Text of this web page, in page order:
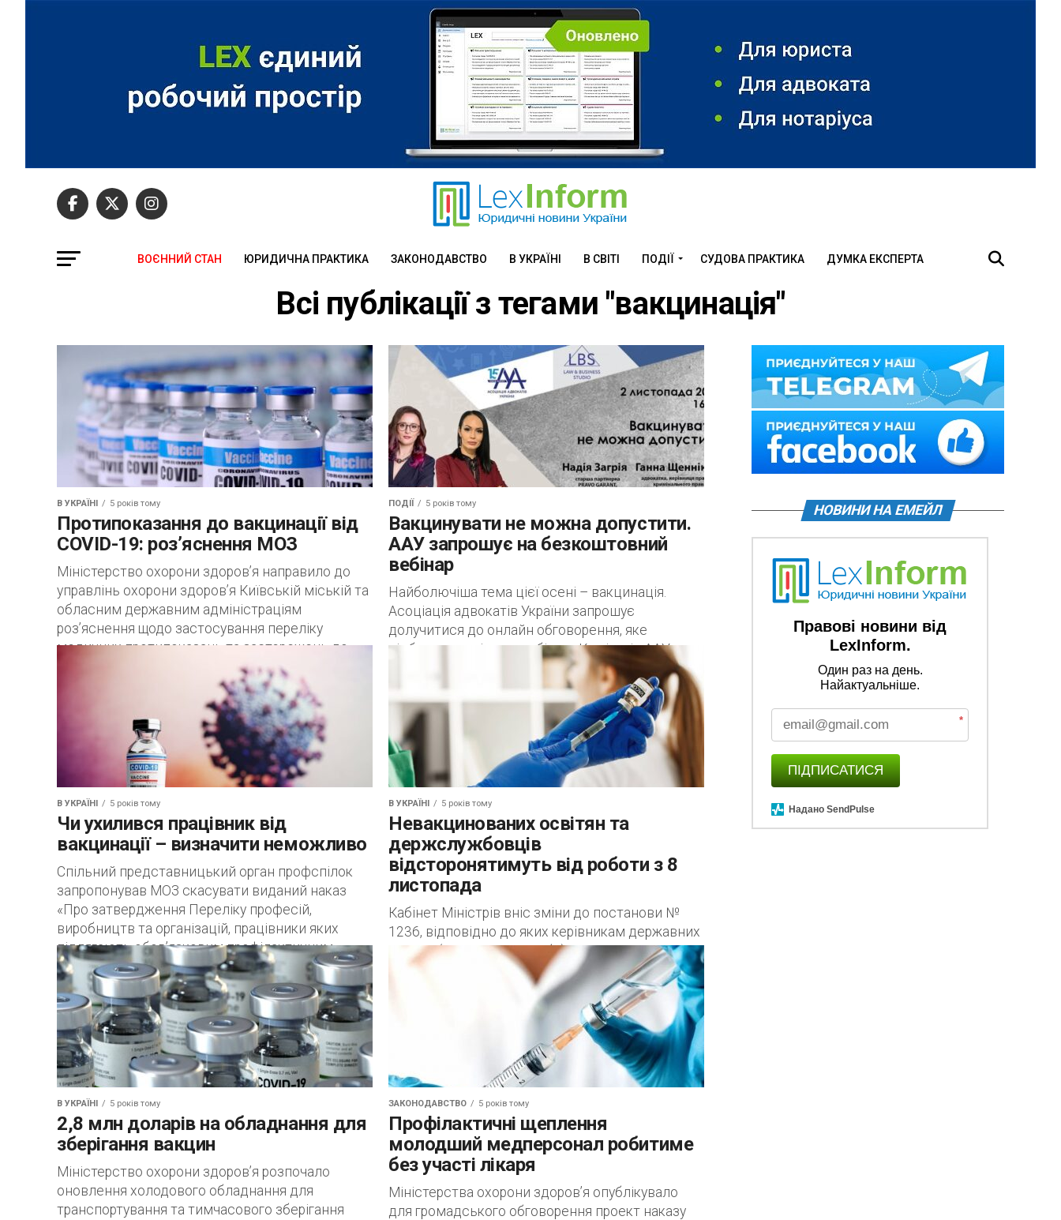
ВОЄННИЙ СТАН ЮРИДИЧНА ПРАКТИКА ЗАКОНОДАВСТВО В УКРАЇНІ В СВІТІ ПОДІЇ СУДОВА ПРАКТИКА ДУМКА ЕКСПЕРТА
Всі публікації з тегами "вакцинація"
В УКРАЇНІ 5 років тому
Протипоказання до вакцинації від
COVID-19: роз’яснення МОЗ
Міністерство охорони здоров’я направило до
управлінь охорони здоров’я Київській міській та
обласним державним адміністраціям
роз’яснення щодо застосування переліку
медичних протипоказань та застережень до
вакцинації проти COVID-19....
ПОДІЇ 5 років тому
Вакцинувати не можна допустити.
ААУ запрошує на безкоштовний
вебінар
Найболючіша тема цієї осені – вакцинація.
Асоціація адвокатів України запрошує
долучитися до онлайн обговорення, яке
відбудеться під час вебінару Комітетів ААУ з
трудового і медичного права...
В УКРАЇНІ 5 років тому
Чи ухилився працівник від
вакцинації – визначити неможливо
Спільний представницький орган профспілок
запропонував МОЗ скасувати виданий наказ
«Про затвердження Переліку професій,
виробництв та організацій, працівники яких
підлягають обов’язковим профілактичним
щепленням» від 4 жовтня 2021...
В УКРАЇНІ 5 років тому
Невакцинованих освітян та
держслужбовців
відсторонятимуть від роботи з 8
листопада
Кабінет Міністрів вніс зміни до постанови №
1236, відповідно до яких керівникам державних
органів (державної служби), керівникам
підприємств, установ та організацій доручено: 1)
забезпечити контроль за...
В УКРАЇНІ 5 років тому
2,8 млн доларів на обладнання для
зберігання вакцин
Міністерство охорони здоров’я розпочало
оновлення холодового обладнання для
транспортування та тимчасового зберігання
ЗАКОНОДАВСТВО 5 років тому
Профілактичні щеплення
молодший медперсонал робитиме
без участі лікаря
Міністерства охорони здоров’я опублікувало
для громадського обговорення проект наказу
НОВИНИ НА ЕМЕЙЛ
Правові новини від
LexInform.
Один раз на день.
Найактуальніше.
*
ПІДПИСАТИСЯ
Надано SendPulse